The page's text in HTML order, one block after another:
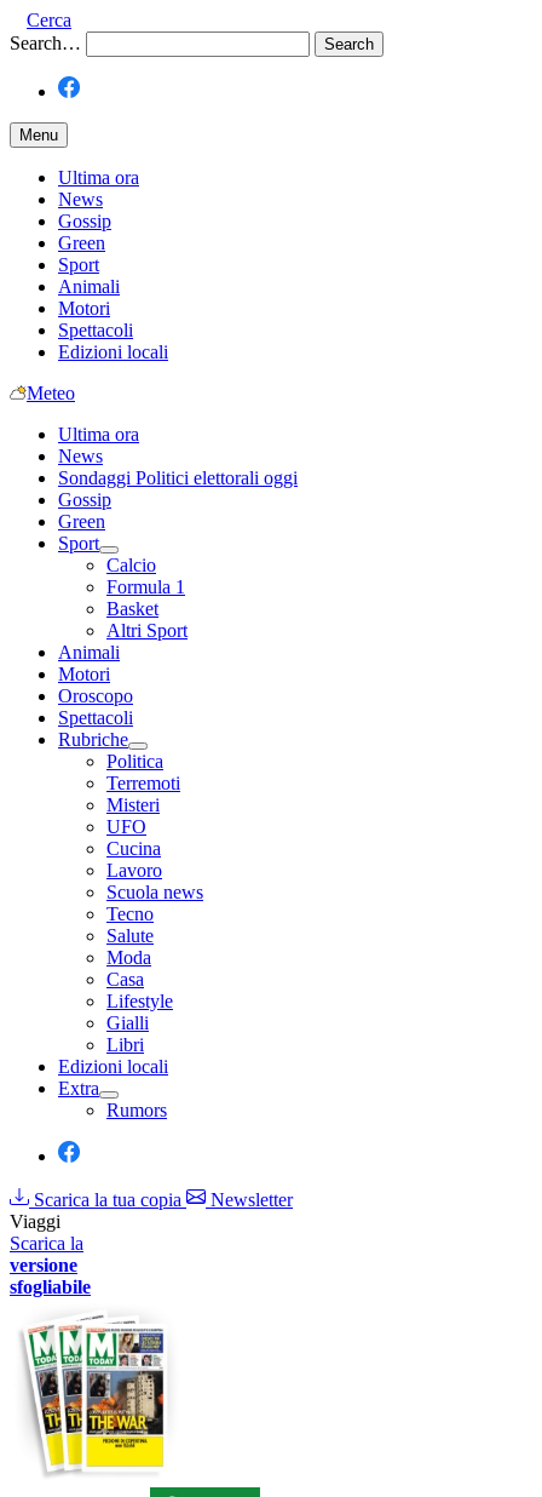
Cerca
Search…
Menu
Ultima ora
News
Gossip
Green
Sport
Animali
Motori
Spettacoli
Edizioni locali
Meteo
Ultima ora
News
Sondaggi Politici elettorali oggi
Gossip
Green
Sport
Calcio
Formula 1
Basket
Altri Sport
Animali
Motori
Oroscopo
Spettacoli
Rubriche
Politica
Terremoti
Misteri
UFO
Cucina
Lavoro
Scuola news
Tecno
Salute
Moda
Casa
Lifestyle
Gialli
Libri
Edizioni locali
Extra
Rumors
Scarica la tua copia
Newsletter
Viaggi
Scarica la
versione
sfogliabile